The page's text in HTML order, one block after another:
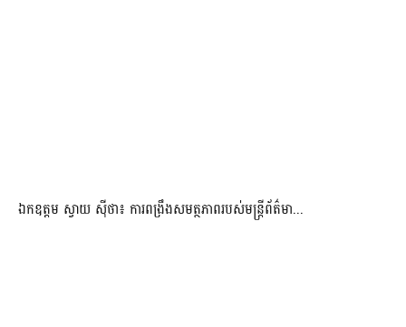
ឯកឧត្តម ស្វាយ ស៊ីថា៖ ការពង្រឹងសមត្ថភាពរបស់មន្ត្រីព័ត៌មា...